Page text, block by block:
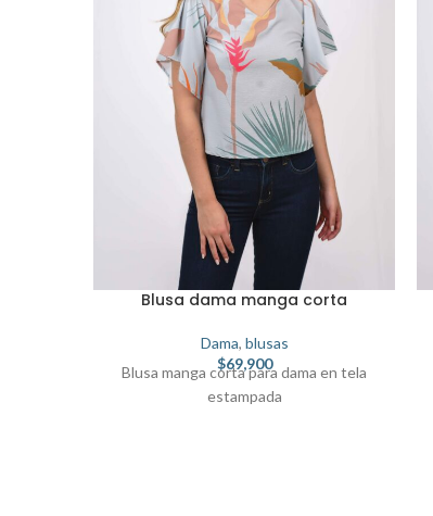
Blusa dama manga corta
Dama, blusas
$69,900
Blusa manga corta para dama en tela
estampada